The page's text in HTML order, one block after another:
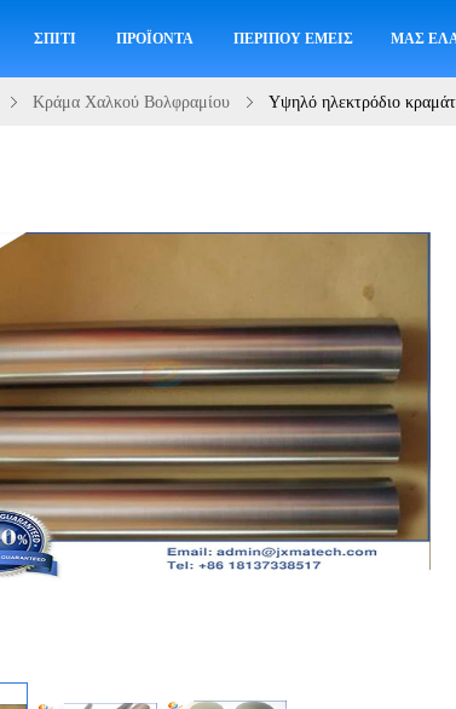
ΣΠΊΤΙ ΠΡΟΪΌΝΤΑ ΠΕΡΊΠΟΥ ΕΜΕΊΣ ΜΑΣ
Κράμα Χαλκού Βολφραμίου Υψηλό ηλεκτρόδιο